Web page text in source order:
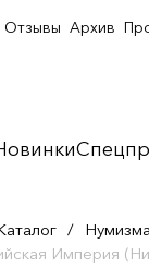
Отзывы Архив
/
Империя